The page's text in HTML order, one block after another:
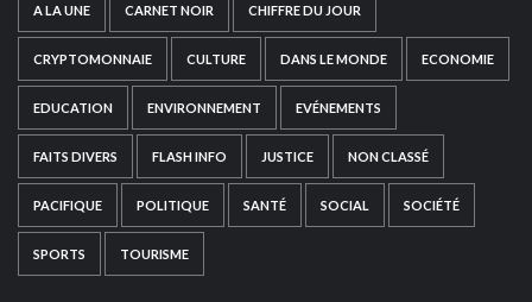
A LA UNE CARNET NOIR CHIFFRE DU JOUR
CRYPTOMONNAIE CULTURE DANS LE MONDE ECONOMIE
EDUCATION ENVIRONNEMENT EVÉNEMENTS
FAITS DIVERS FLASH INFO JUSTICE NON CLASSÉ
PACIFIQUE POLITIQUE SANTÉ SOCIAL SOCIÉTÉ
SPORTS TOURISME